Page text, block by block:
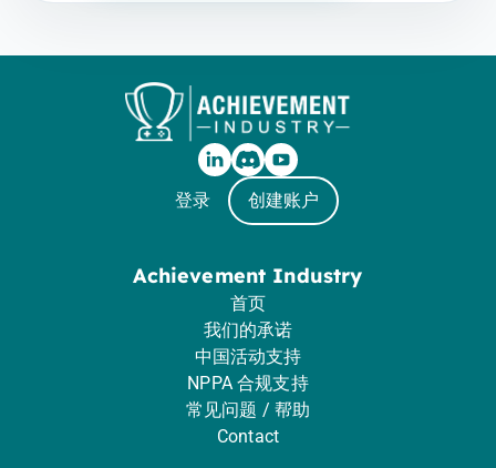
登录 创建账户
Achievement Industry
首页
我们的承诺
中国活动支持
NPPA 合规支持
常见问题 / 帮助
Contact